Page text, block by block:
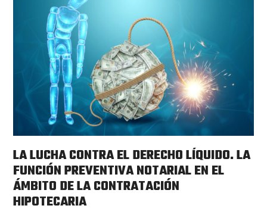
LA LUCHA CONTRA EL DERECHO LÍQUIDO. LA
FUNCIÓN PREVENTIVA NOTARIAL EN EL
ÁMBITO DE LA CONTRATACIÓN
HIPOTECARIA